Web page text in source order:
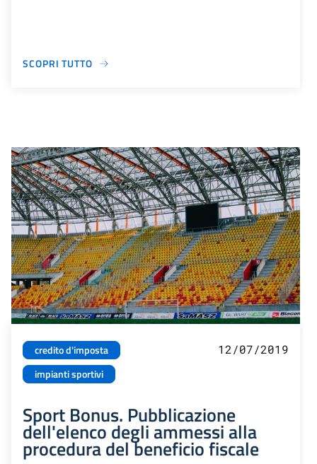
SCOPRI TUTTO
credito d'imposta
impianti sportivi
12/07/2019
Sport Bonus. Pubblicazione
dell'elenco degli ammessi alla
procedura del beneficio fiscale